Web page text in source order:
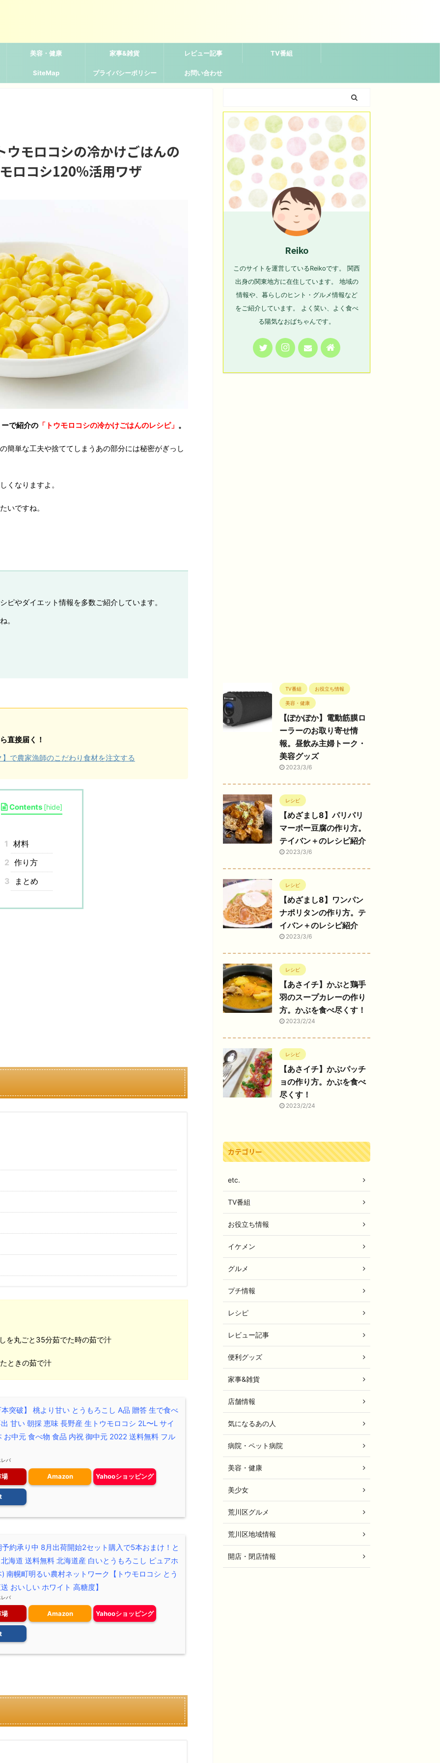
美容・健康 家事&雑貨 レビュー記事 TV番組
SiteMap プライバシーポリシー お問い合わせ
ウモロコシの冷かけごはんの
ロコシ120%活用ワザ
で紹介の 「トウモロコシの冷かけごはんのレシピ」 。
簡単な工夫や捨ててしまうあの部分には秘密がぎっし
くなりますよ。
いですね。
ピやダイエット情報を多数ご紹介しています。
。
直接届く！
で農家漁師のこだわり食材を注文する
Contents [hide]
1 材料
2 作り方
3
まとめ
を丸ごと35分茹でた時の茹で汁
ときの茹で汁
突破】 桃より甘い とうもろこし A品 贈答 生で食べ
甘い 朝採 恵味 長野産 生トウモロコシ 2L〜L サイ
お中元 食べ物 食品 内祝 御中元 2022 送料無料 フル
レバ
場 Amazon Yahooショッピング
約承り中 8月出荷開始2セット購入で5本おまけ！と
海道 送料無料 北海道産 白いとうもろこし ピュアホ
南幌町明るい農村ネットワーク【トウモロコシ とう
おいしい ホワイト 高糖度】
レバ
場 Amazon Yahooショッピング
Reiko
このサイトを運営しているReikoです。 関西
出身の関東地方に在住しています。 地域の
情報や、暮らしのヒント・グルメ情報など
をご紹介しています。 よく笑い、よく食べ
る陽気なおばちゃんです。
TV番組 お役立ち情報
美容・健康
【ぽかぽか】電動筋膜ロ
ーラーのお取り寄せ情
報。昼飲み主婦トーク・
美容グッズ
2023/3/6
レシピ
【めざまし8】パリパリ
マーボー豆腐の作り方。
テイバン＋のレシピ紹介
2023/3/6
レシピ
【めざまし8】ワンパン
ナポリタンの作り方。テ
イバン＋のレシピ紹介
2023/3/6
レシピ
【あさイチ】かぶと鶏手
羽のスープカレーの作り
方。かぶを食べ尽くす！
2023/2/24
レシピ
【あさイチ】かぶパッチ
ョの作り方。かぶを食べ
尽くす！
2023/2/24
カテゴリー
etc.
TV番組
お役立ち情報
イケメン
グルメ
プチ情報
レシピ
レビュー記事
便利グッズ
家事&雑貨
店舗情報
気になるあの人
病院・ペット病院
美容・健康
美少女
荒川区グルメ
荒川区地域情報
開店・閉店情報